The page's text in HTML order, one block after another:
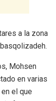
a la zona
Mohsen
en varias
el que